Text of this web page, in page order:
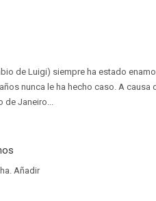
de Luigi) siempre ha estado
nunca le ha hecho caso. A
de Janeiro...
Añadir